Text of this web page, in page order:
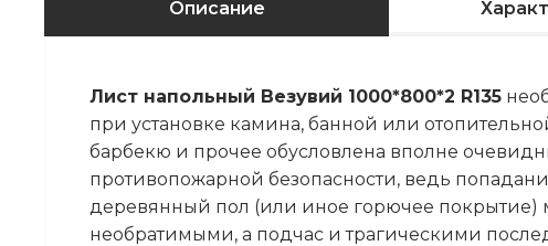
Описание
Лист напольный Везувий 1000*800*2 R135
при установке камина, банной или
барбекю и прочее обусловлена вполне
противопожарной безопасности, ведь
деревянный пол (или иное горючее покрытие)
необратимыми, а подчас и трагическими